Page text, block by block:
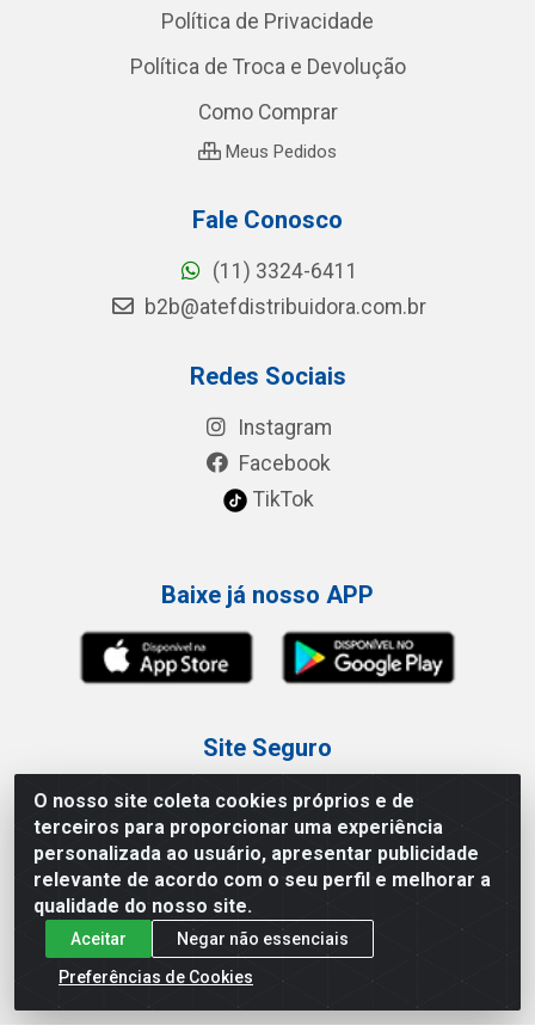
O nosso site coleta cookies próprios e de
terceiros para proporcionar uma experiência
personalizada ao usuário, apresentar publicidade
relevante de acordo com o seu perfil e melhorar a
qualidade do nosso site.
Aceitar
Negar não essenciais
Preferências de Cookies
Política de Privacidade
Política de Troca e Devolução
Como Comprar
Meus Pedidos
Fale Conosco
(11) 3324-6411
b2b@atefdistribuidora.com.br
Redes Sociais
Instagram
Facebook
TikTok
Baixe já nosso APP
Site Seguro
Loja / Showroom
Tel.: (11) 3227-0546
Av Vautier, 587/597 - Pari - São Paulo/SP